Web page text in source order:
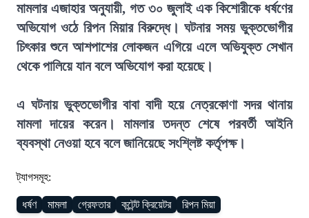
মামলার এজাহার অনুযায়ী, গত ৩০ জুলাই এক কিশোরীকে ধর্ষণের
অভিযোগ ওঠে রিপন মিয়ার বিরুদ্ধে। ঘটনার সময় ভুক্তভোগীর
চিৎকার শুনে আশপাশের লোকজন এগিয়ে এলে অভিযুক্ত সেখান
থেকে পালিয়ে যান বলে অভিযোগ করা হয়েছে।
এ ঘটনায় ভুক্তভোগীর বাবা বাদী হয়ে নেত্রকোণা সদর থানায়
মামলা দায়ের করেন। মামলার তদন্ত শেষে পরবর্তী আইনি
ব্যবস্থা নেওয়া হবে বলে জানিয়েছে সংশ্লিষ্ট কর্তৃপক্ষ।
ট্যাগসমূহ:
ধর্ষণ মামলা গ্রেফতার কন্টেন্ট ক্রিয়েটর রিপন মিয়া